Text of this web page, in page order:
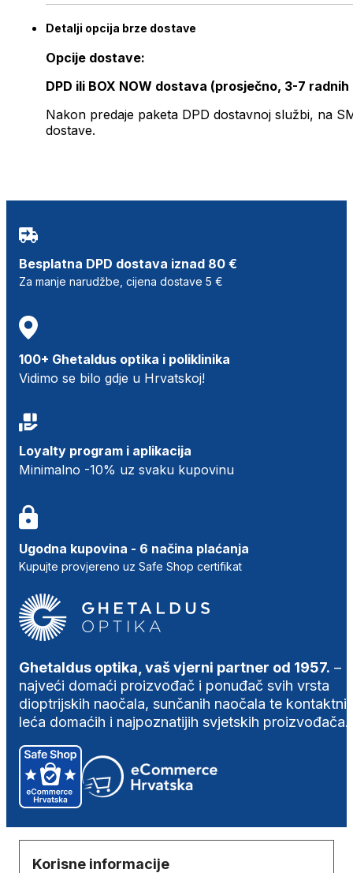
Detalji opcija brze dostave
Opcije dostave:
DPD ili BOX NOW dostava (prosječno, 3-7 radnih
Nakon predaje paketa DPD dostavnoj službi, na
dostave.
Besplatna DPD dostava iznad 80 €
Za manje narudžbe, cijena dostave 5 €
100+ Ghetaldus optika i poliklinika
Vidimo se bilo gdje u Hrvatskoj!
Loyalty program i aplikacija
Minimalno -10% uz svaku kupovinu
Ugodna kupovina - 6 načina plaćanja
Kupujte provjereno uz Safe Shop certifikat
Ghetaldus optika, vaš vjerni partner od 1957. –
najveći domaći proizvođač i ponuđač svih vrsta
dioptrijskih naočala, sunčanih naočala te
leća domaćih i najpoznatijih svjetskih proizvođača.
Korisne informacije